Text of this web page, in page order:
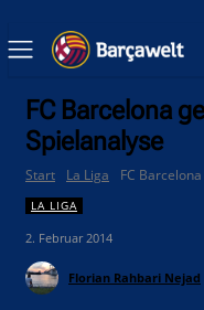
FC Barcelona
Spielanalyse
Start La Liga FC
LA LIGA
2. Februar 2014
Florian Rahbari Nejad